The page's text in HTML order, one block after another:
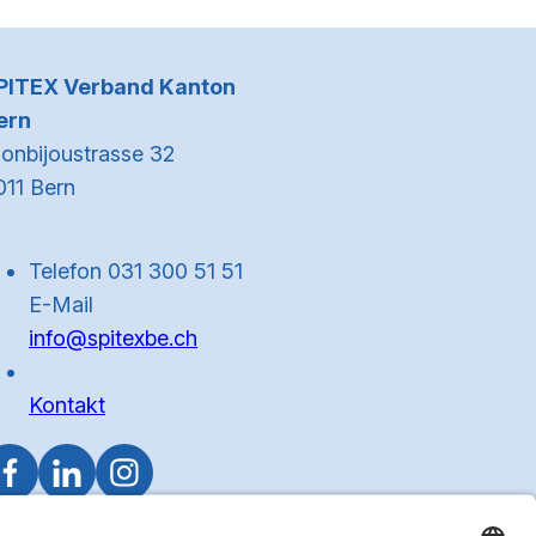
Verband Kanton
32
Bern
Telefon 031 300 51 51
E-Mail
info@spitexbe.ch
Kontakt